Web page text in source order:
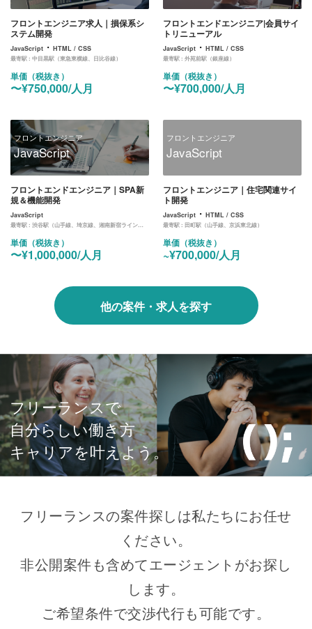
フロントエンジニア求人｜損保系シ
ステム開発
JavaScript ・ HTML / CSS
最寄駅 : 中目黒駅（東急東横線、日比谷線）
単価（税抜き）
〜¥750,000/人月
フロントエンドエンジニア|会員サイ
トリニューアル
JavaScript ・HTML / CSS
最寄駅 :外苑前駅（銀座線）
単価（税抜き）
〜¥700,000/人月
フロントエンジニア
JavaScript
フロントエンドエンジニア｜SPA新
規＆機能開発
JavaScript
最寄駅 : 渋谷駅（山手線、埼京線、湘南新宿ライン、東横線、田園都市線、銀座線、半蔵門線、副都心線）
単価（税抜き）
〜¥1,000,000/人月
フロントエンジニア
JavaScript
フロントエンジニア｜住宅関連サイ
ト開発
JavaScript ・HTML / CSS
最寄駅 :田町駅（山手線、京浜東北線）
単価（税抜き）
~¥700,000/人月
他の案件・求人を探す
フリーランスで
自分らしい働き方
キャリアを叶えよう。
フリーランスの案件探しは私たちにお任せ
ください。
非公開案件も含めてエージェントがお探し
します。
ご希望条件で交渉代行も可能です。